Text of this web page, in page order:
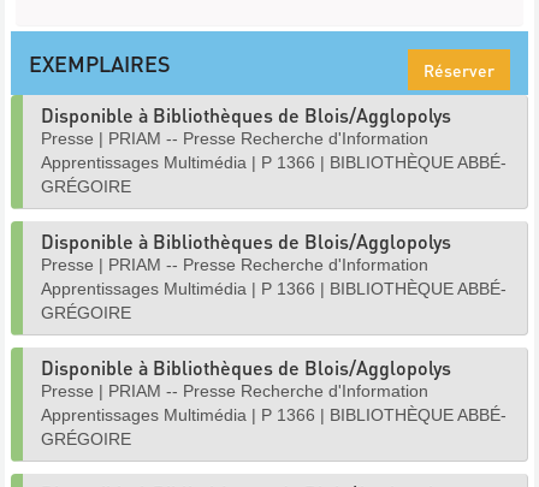
EXEMPLAIRES Réserver
Disponible à Bibliothèques de Blois/Agglopolys
Presse | PRIAM -- Presse Recherche d'Information
Apprentissages Multimédia | P 1366 | BIBLIOTHÈQUE ABBÉ-
GRÉGOIRE
Disponible à Bibliothèques de Blois/Agglopolys
Presse | PRIAM -- Presse Recherche d'Information
Apprentissages Multimédia | P 1366 | BIBLIOTHÈQUE ABBÉ-
GRÉGOIRE
Disponible à Bibliothèques de Blois/Agglopolys
Presse | PRIAM -- Presse Recherche d'Information
Apprentissages Multimédia | P 1366 | BIBLIOTHÈQUE ABBÉ-
GRÉGOIRE